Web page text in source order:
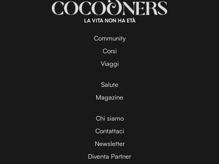
y
V
i
d
1
0
0
.
0
LA VITA NON HA ETÀ
Community
Corsi
Viaggi
Salute
Magazine
Chi siamo
Contattaci
Newsletter
Diventa Partner